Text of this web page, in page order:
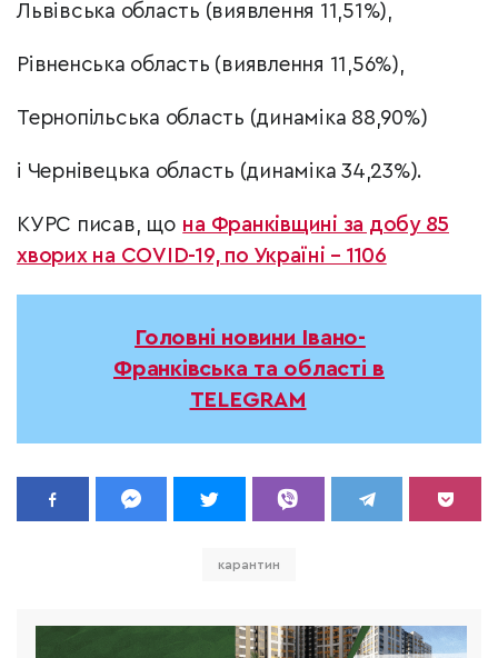
Львівська область (виявлення 11,51%),
Рівненська область (виявлення 11,56%),
Тернопільська область (динаміка 88,90%)
і Чернівецька область (динаміка 34,23%).
КУРС писав, що на Франківщині за добу 85
хворих на COVID-19, по Україні – 1106
Головні новини Івано-
Франківська та області в
TELEGRAM
карантин